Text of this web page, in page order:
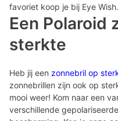
favoriet koop je bij Eye Wish.
Een Polaroid
sterkte
Heb jij een zonnebril op
zonnebrillen zijn ook op
mooi weer! Kom naar een
verschillende